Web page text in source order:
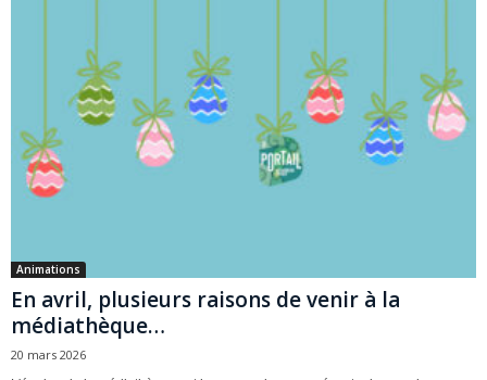
Animations
En avril, plusieurs raisons de venir à la
médiathèque…
20 mars 2026